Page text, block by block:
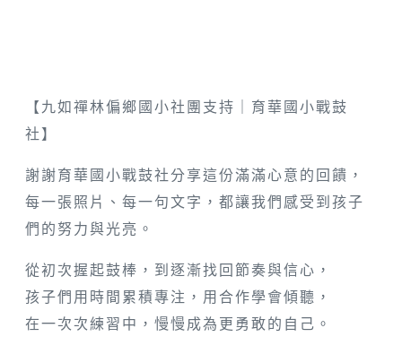
【九如禪林偏鄉國小社團支持｜育華國小戰鼓
社】
謝謝育華國小戰鼓社分享這份滿滿心意的回饋，
每一張照片、每一句文字，都讓我們感受到孩子
們的努力與光亮。
從初次握起鼓棒，到逐漸找回節奏與信心，
孩子們用時間累積專注，用合作學會傾聽，
在一次次練習中，慢慢成為更勇敢的自己。